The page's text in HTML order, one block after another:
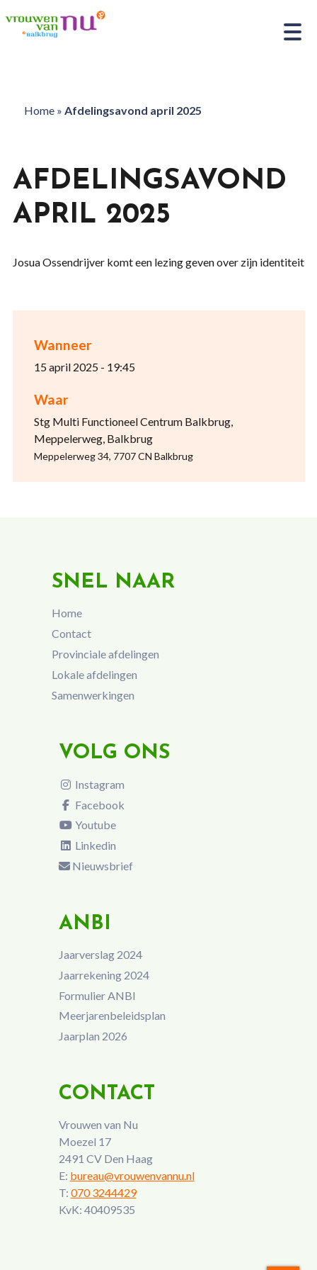
Home» Afdelingsavond april 2025
Wanneer
15 april 2025 - 19:45
Waar
Stg Multi Functioneel Centrum Balkbrug,
Meppelerweg, Balkbrug
Meppelerweg 34, 7707 CN Balkbrug
AFDELINGSAVOND
APRIL 2025
Josua Ossendrijver komt een lezing geven over zijn identiteit
SNEL NAAR
Home
Contact
Provinciale afdelingen
Lokale afdelingen
Samenwerkingen
VOLG ONS
Instagram
Facebook
Youtube
Linkedin
Nieuwsbrief
ANBI
Jaarverslag 2024
Jaarrekening 2024
Formulier ANBI
Meerjarenbeleidsplan
Jaarplan 2026
CONTACT
Vrouwen van Nu
Moezel 17
2491 CV Den Haag
E: bureau@vrouwenvannu.nl
T: 070 3244429
KvK: 40409535